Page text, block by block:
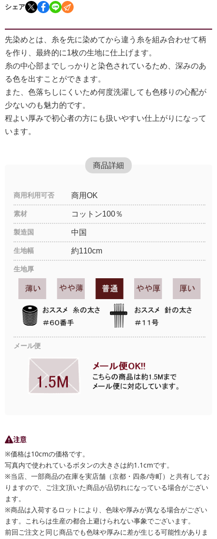
シェア
先染めとは、糸を先に染めてから違う糸を組み合わせて柄
を作り、最終的に1枚の生地に仕上げます。
糸の中心部までしっかりと染色されているため、深みのあ
る色を出すことができます。
また、色落ちしにくいため何度洗濯しても色移りの心配が
少ないのも魅力的です。
程よい厚みで初心者の方にも扱いやすい仕上がりになって
います。
商品詳細
商用利用可否 商用OK
素材 コットン100％
製造国 中国
生地幅 約110cm
生地厚
メール便
注意
※価格は10cmの価格です。
写真内で使われているボタンの大きさは約1.1cmです。
※当店、一部商品の在庫を実店舗（京都・四条/寺町）と共有してお
りますので、ご注文頂いた商品が品切れになっている場合がござい
ます。
※商品は入荷するロットにより、色味や厚みが異なる場合がござい
ます。これらは生産の都合上避けられない事象でございます。
前回ご注文と同じ商品でも色味や厚みに差が生じる可能性がありま